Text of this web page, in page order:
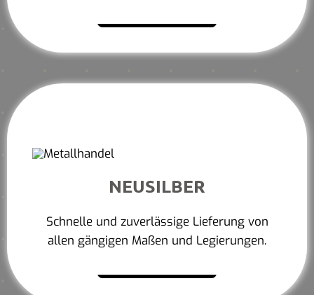
NEUSILBER
Schnelle und zuverlässige Lieferung von
allen gängigen Maßen und Legierungen.